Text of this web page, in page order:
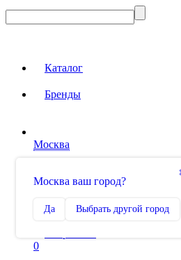
Каталог
Бренды
Москва
Москва ваш город?
Да Выбрать другой город
Сравнение
0